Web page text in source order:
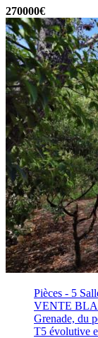
270000€
Pièces - 5
VENTE
Grenade, du
T5 évolutive